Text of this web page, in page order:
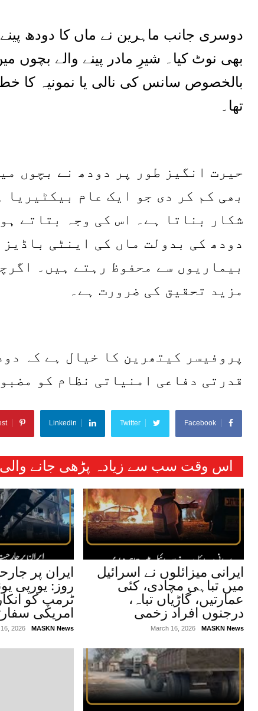
دوسری جانب ماہرین نے ماں کا دودھ
بھی نوٹ کیا۔ شیرِ مادر پینے والے بچوں
بالخصوص سانس کی نالی یا نمونیہ کا
تھا۔
حیرت انگیز طور پر دودھ نے بچوں
بھی کم کر دی جو ایک عام
شکار بناتا ہے۔ اس کی وجہ بتاتے
دودھ کی بدولت ماں کی اینٹی
بیماریوں سے محفوظ رہتے ہیں۔
مزید تحقیق کی ضرورت ہے۔
پروفیسر کیتھرین کا خیال ہے کہ
قدرتی دفاعی امنیاتی نظام کو
Facebook
Twitter
Linkedin
اس وقت سب سے زیادہ پڑھی جانے
ایرانی میزائلوں نے اسرائیل
میں تباہی مچادی، کئی
عمارتیں، گاڑیاں تباہ،
درجنوں افراد زخمی
MASKN News
March 16, 2026
روز: یورپی
ٹرمپ کو
امریکی
MASKN News
2026